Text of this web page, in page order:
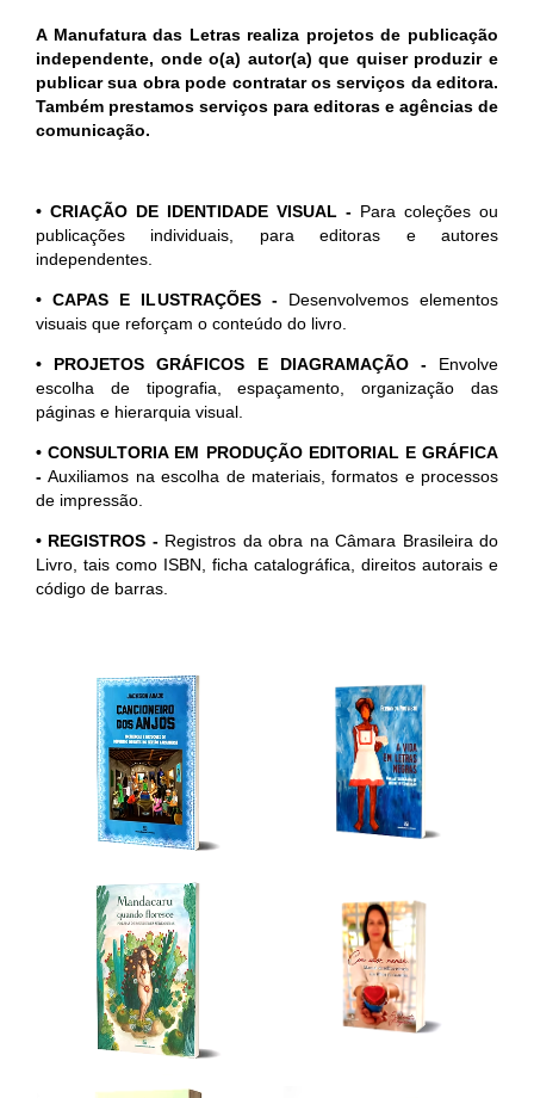
A Manufatura das Letras realiza projetos de publicação
independente, onde o(a) autor(a) que quiser produzir e
publicar sua obra pode contratar os serviços da editora.
Também prestamos serviços para editoras e agências de
comunicação.
• CRIAÇÃO DE IDENTIDADE VISUAL - Para coleções ou
publicações individuais, para editoras e autores
independentes.
• CAPAS E ILUSTRAÇÕES -
Desenvolvemos elementos
visuais que reforçam o conteúdo do livro.
• PROJETOS GRÁFICOS E DIAGRAMAÇÃO -
Envolve
escolha de tipografia, espaçamento, organização das
páginas e hierarquia visual.
• CONSULTORIA EM PRODUÇÃO EDITORIAL E GRÁFICA
- Auxiliamos na escolha de materiais, formatos e processos
de impressão.
• REGISTROS - Registros da obra na Câmara Brasileira do
Livro, tais como ISBN, ficha catalográfica, direitos autorais e
código de barras.